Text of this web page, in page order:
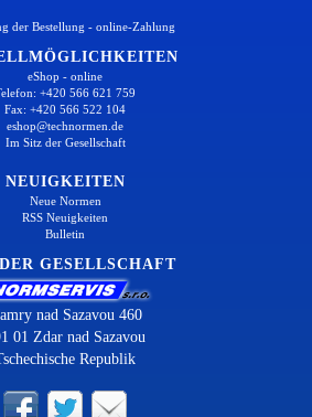
der Bestellung - online-Zahlung
eShop - online
+420 566 621 759
Fax: +420 566 522 104
eshop@technormen.de
Im Sitz der Gesellschaft
NEUIGKEITEN
Neue Normen
RSS Neuigkeiten
Bulletin
GESELLSCHAFT
nad Sazavou 460
01 Zdar nad Sazavou
Republik